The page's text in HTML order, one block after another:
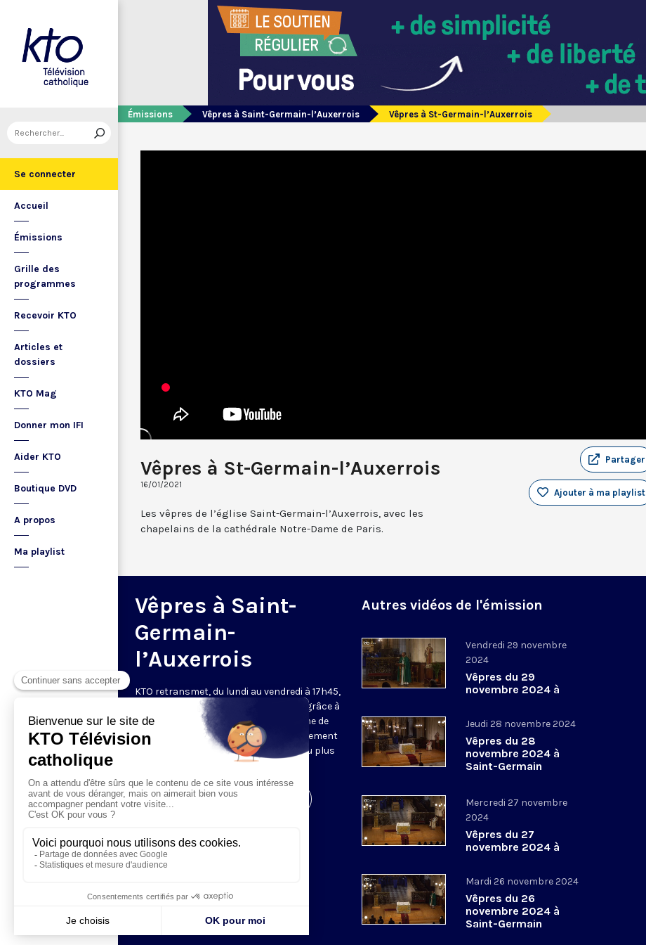
Se connecter
Accueil
Émissions
Grille des
programmes
Recevoir KTO
Articles et
dossiers
KTO Mag
Donner mon IFI
Aider KTO
Boutique DVD
A propos
Ma playlist
Émissions Vêpres à Saint-Germain-l’Auxerrois Vêpres à St-Germain-l’Auxerrois
Vêpres à St-Germain-l’Auxerrois
16/01/2021
Partager
Ajouter à ma playlist
Les vêpres de l’église Saint-Germain-l’Auxerrois, avec les
chapelains de la cathédrale Notre-Dame de Paris.
Vêpres à Saint-
Germain-
l’Auxerrois
KTO retransmet, du lundi au vendredi à 17h45,
les vêpres en direct de Saint-Germain grâce à
une technologie innovante : un système de
captation multicaméra en direct totalement
automatisé, qui offre une réalisation au plus
près de la célébration.
Visiter la page de l'émission
Autres vidéos de l'émission
Vendredi 29 novembre
2024
Vêpres du 29
novembre 2024 à
Jeudi 28 novembre 2024
Vêpres du 28
novembre 2024 à
Saint-Germain
Mercredi 27 novembre
2024
Vêpres du 27
novembre 2024 à
Mardi 26 novembre 2024
Vêpres du 26
novembre 2024 à
Saint-Germain